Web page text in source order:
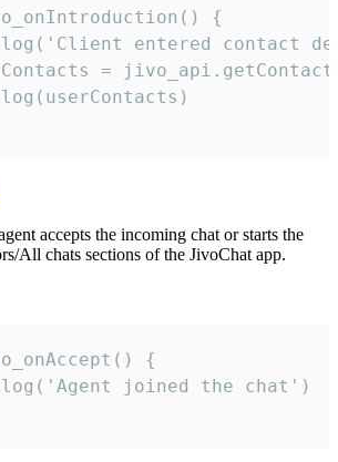
{
entered contact
=
accepts the incoming chat or starts the
All chats sections of the JivoChat app.
{